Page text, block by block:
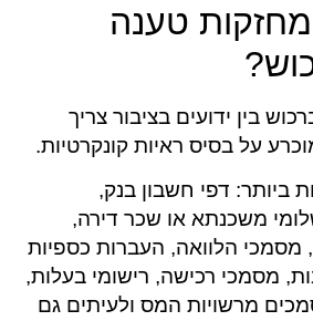
מחזקות טענה
בין ידועים בציבור צריך
על בסיס ראיות קונקרטיות.
ביותר: דפי חשבון בנק,
משכנתא או שכר דירה,
מסמכי הלוואה, העברות כספיות
מסמכי רכישה, רישומי בעלות,
מרשויות המס ולעיתים גם